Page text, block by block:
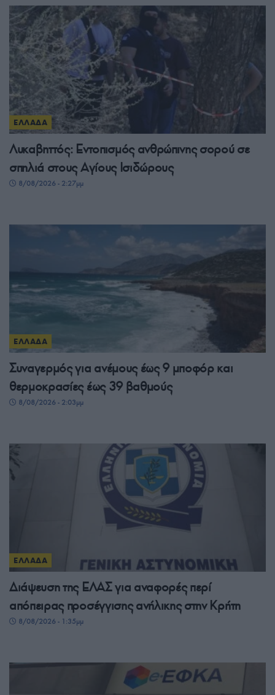
ΕΛΛΑΔΑ
Λυκαβηττός: Εντοπισμός ανθρώπινης σορού σε
σπηλιά στους Αγίους Ισιδώρους
8/08/2026 - 2:27μμ
ΕΛΛΑΔΑ
Συναγερμός για ανέμους έως 9 μποφόρ και
θερμοκρασίες έως 39 βαθμούς
8/08/2026 - 2:03μμ
ΕΛΛΑΔΑ
Διάψευση της ΕΛΑΣ για αναφορές περί
απόπειρας προσέγγισης ανήλικης στην Κρήτη
8/08/2026 - 1:35μμ